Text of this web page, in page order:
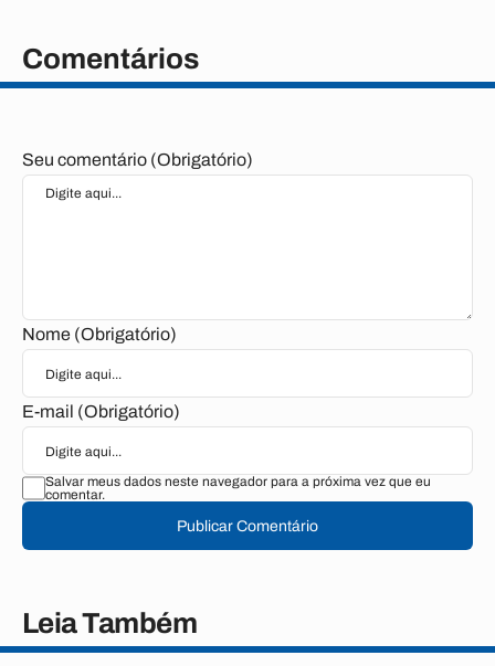
Comentários
Seu comentário (Obrigatório)
Nome (Obrigatório)
E-mail (Obrigatório)
Salvar meus dados neste navegador para a próxima vez que eu
comentar.
Publicar Comentário
Leia Também